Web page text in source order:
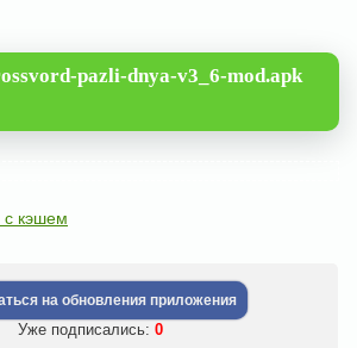
pazli-dnya-v3_6-mod.apk
с кэшем
на обновления приложения
Уже подписались: 0